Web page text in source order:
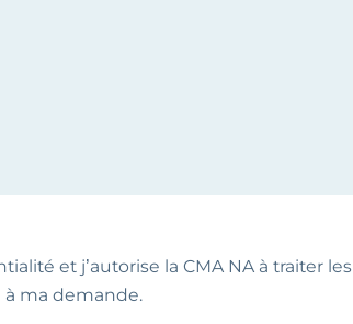
et j’autorise la CMA NA à traiter les
ma demande.